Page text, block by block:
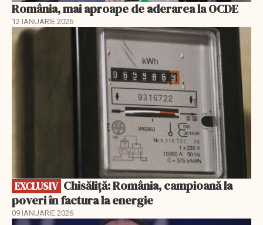
România, mai aproape de aderarea la OCDE
12 IANUARIE 2026
EXCLUSIV
EXCLUSIV
poveri în factura la energie
09 IANUARIE 2026